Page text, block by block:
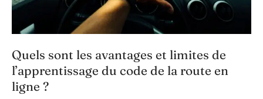
Quels sont les avantages et limites de
l’apprentissage du code de la route en
ligne ?